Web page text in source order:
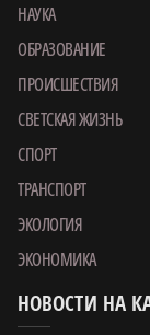
НАУКА
ОБРАЗОВАНИЕ
ПРОИСШЕСТВИЯ
СВЕТСКАЯ ЖИЗНЬ
СПОРТ
ТРАНСПОРТ
ЭКОЛОГИЯ
ЭКОНОМИКА
НОВОСТИ НА